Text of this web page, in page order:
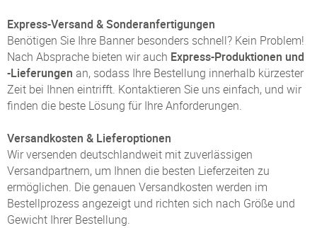
Express-Versand & Sonderanfertigungen
Benötigen Sie Ihre Banner besonders schnell? Kein Problem!
Nach Absprache bieten wir auch Express-Produktionen und
-Lieferungen an, sodass Ihre Bestellung innerhalb kürzester
Zeit bei Ihnen eintrifft. Kontaktieren Sie uns einfach, und wir
finden die beste Lösung für Ihre Anforderungen.
Versandkosten & Lieferoptionen
Wir versenden deutschlandweit mit zuverlässigen
Versandpartnern, um Ihnen die besten Lieferzeiten zu
ermöglichen. Die genauen Versandkosten werden im
Bestellprozess angezeigt und richten sich nach Größe und
Gewicht Ihrer Bestellung.